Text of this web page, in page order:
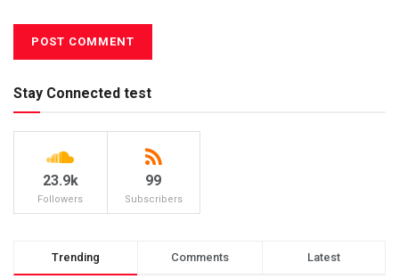
Stay Connected test
23.9k
Followers
99
Subscribers
Trending Comments Latest